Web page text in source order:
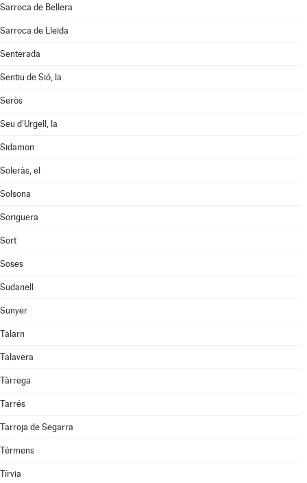
Sarroca de Bellera
Sarroca de Lleida
Senterada
Sentiu de Sió, la
Seròs
Seu d'Urgell, la
Sidamon
Soleràs, el
Solsona
Soriguera
Sort
Soses
Sudanell
Sunyer
Talarn
Talavera
Tàrrega
Tarrés
Tarroja de Segarra
Térmens
Tírvia